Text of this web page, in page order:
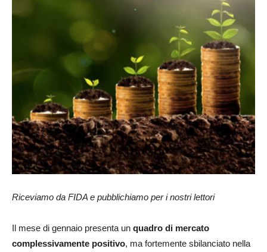
Riceviamo da FIDA e pubblichiamo per i nostri lettori
Il mese di gennaio presenta un quadro di mercato
complessivamente positivo, ma fortemente sbilanciato nella